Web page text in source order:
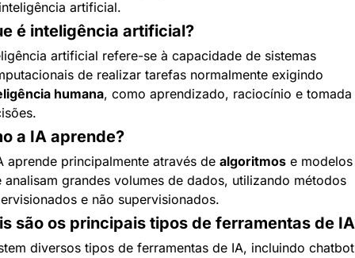
artificial.
é inteligência artificial?
artificial refere-se à capacidade de sistemas
humana, como aprendizado, raciocínio e tomada
a IA aprende?
aprende principalmente através de algoritmos e modelos
analisam grandes volumes de dados, utilizando métodos
e não supervisionados.
são os principais tipos de ferramentas de
diversos tipos de ferramentas de IA, incluindo